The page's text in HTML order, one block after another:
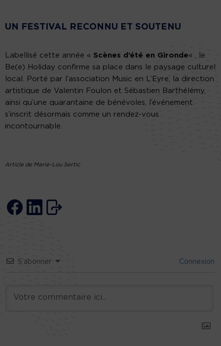
UN FESTIVAL RECONNU ET SOUTENU
Labellisé cette année « Scènes d’été en Gironde« , le
Be(e) Holiday confirme sa place dans le paysage culturel
local. Porté par l’association Music en L’Eyre, la direction
artistique de Valentin Foulon et Sébastien Barthélémy,
ainsi qu’une quarantaine de bénévoles, l’événement
s’inscrit désormais comme un rendez-vous
incontournable.
Article de Marie-Lou Sertic
S’abonner Connexion